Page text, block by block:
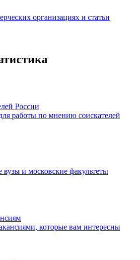
организациях и статьи
России
работы по мнению соискателей
и московские факультеты
которые вам интересны